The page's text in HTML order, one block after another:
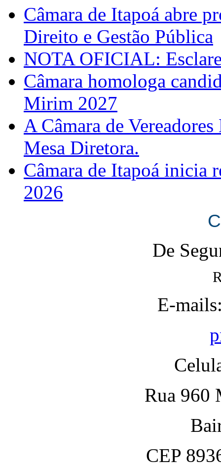
Câmara de Itapoá abre
Direito e Gestão Pública
NOTA OFICIAL:
Câmara homologa
Mirim 2027
A Câmara de
Mesa Diretora.
Câmara de Itapoá inicia
2026
De
E-
Rua 960
CEP